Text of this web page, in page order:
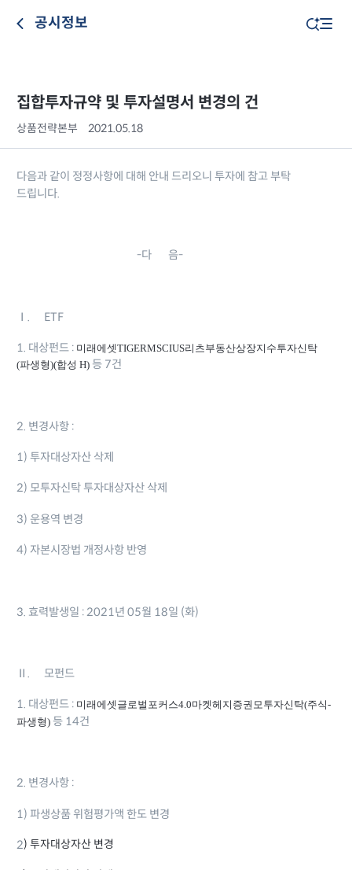
공시정보
집합투자규약 및 투자설명서 변경의 건
상품전략본부 2021.05.18
다음과 같이 정정사항에 대해 안내 드리오니 투자에 참고 부탁
드립니다.
-다 음-
Ⅰ. ETF
1. 대상펀드 : 미래에셋TIGERMSCIUS리츠부동산상장지수투자신탁
(파생형)(합성 H) 등 7건
2. 변경사항 :
1) 투자대상자산 삭제
2) 모투자신탁 투자대상자산 삭제
3) 운용역 변경
4) 자본시장법 개정사항 반영
3. 효력발생일 : 2021년 05월 18일 (화)
Ⅱ. 모펀드
1. 대상펀드 : 미래에셋글로벌포커스4.0마켓헤지증권모투자신탁(주식-
파생형) 등 14건
2. 변경사항 :
1) 파생상품 위험평가액 한도 변경
2) 투자대상자산 변경